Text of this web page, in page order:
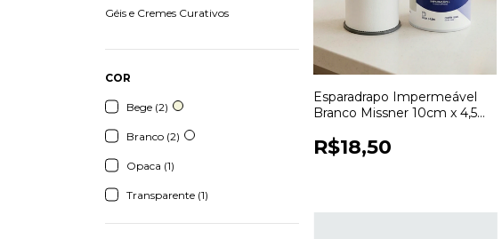
Géis e Cremes Curativos
COR
Bege (2)
Branco (2)
Opaca (1)
Transparente (1)
Esparadrapo Impermeável
Branco Missner 10cm x 4,5m
R$18,50